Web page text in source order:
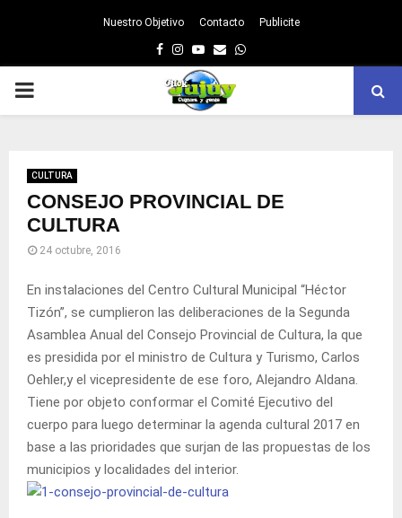
Nuestro Objetivo Contacto Publicite
Facebook
Instagram
Youtube
EmailWhatsapp
PRIMARY
CULTURA
CONSEJO PROVINCIAL DE
CULTURA
24 octubre, 2016
En instalaciones del Centro Cultural Municipal “Héctor
Tizón”, se cumplieron las deliberaciones de la Segunda
Asamblea Anual del Consejo Provincial de Cultura, la que
es presidida por el ministro de Cultura y Turismo, Carlos
Oehler,y el vicepresidente de ese foro, Alejandro Aldana.
Tiene por objeto conformar el Comité Ejecutivo del
cuerpo para luego determinar la agenda cultural 2017 en
base a las prioridades que surjan de las propuestas de los
municipios y localidades del interior.